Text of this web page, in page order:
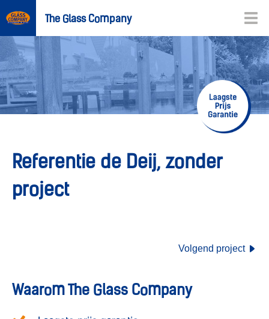
The Glass Company
Referentie de Deij, zonder
project
Volgend project
Waarom The Glass Company